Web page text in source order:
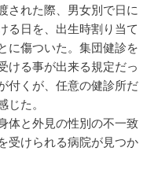
された際、男女別で日に
る日を、出生時割り当て
に傷ついた。集団健診を
ける事が出来る規定だっ
付くが、任意の健診所だ
た。
体と外見の性別の不一致
受けられる病院が見つか